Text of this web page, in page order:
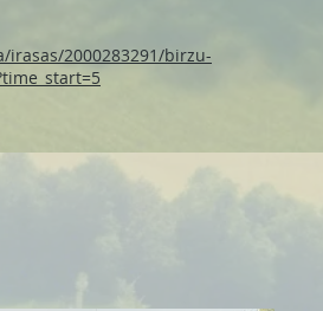
2000283291/birzu-